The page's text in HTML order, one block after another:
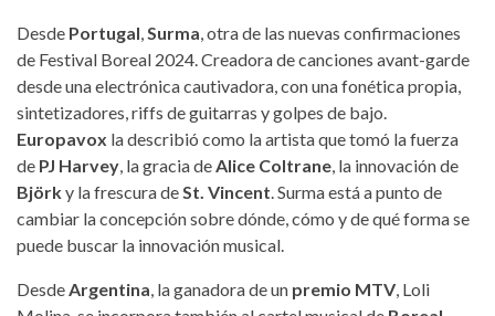
Desde Portugal,Surma, otra de las nuevas confirmaciones
de Festival Boreal 2024. Creadora de canciones avant-garde
desde una electrónica cautivadora, con una fonética propia,
sintetizadores, riffs de guitarras y golpes de bajo.
Europavox la describió como la artista que tomó la fuerza
de PJ Harvey, la gracia deAlice Coltrane, la innovación de
Björky la frescura deSt. Vincent. Surma está a punto de
cambiar la concepción sobre dónde, cómo y de qué forma se
puede buscar la innovación musical.
DesdeArgentina, la ganadora de un premio MTV, Loli